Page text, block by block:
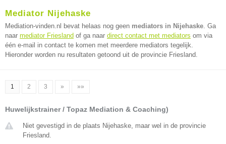
Mediator Nijehaske
Mediation-vinden.nl bevat helaas nog geen mediators in Nijehaske. Ga
naar mediator Friesland of ga naar direct contact met mediators om via
één e-mail in contact te komen met meerdere mediators tegelijk.
Hieronder worden nu resultaten getoond uit de provincie Friesland.
1 2 3 » »»
Huwelijkstrainer / Topaz Mediation & Coaching)
Niet gevestigd in de plaats Nijehaske, maar wel in de provincie
Friesland.